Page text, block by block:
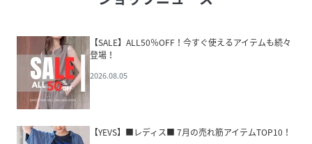
【SALE】ALL50％OFF！今すぐ使えるアイテムも続々
登場！
2026.08.05
【YEVS】■レディス■ 7月の売れ筋アイテムTOP10！